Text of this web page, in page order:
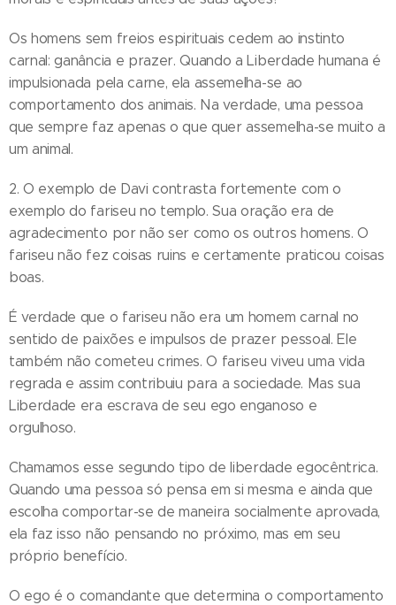
Os homens sem freios espirituais cedem ao instinto
carnal: ganância e prazer. Quando a Liberdade humana é
impulsionada pela carne, ela assemelha-se ao
comportamento dos animais. Na verdade, uma pessoa
que sempre faz apenas o que quer assemelha-se muito a
um animal.
2. O exemplo de Davi contrasta fortemente com o
exemplo do fariseu no templo. Sua oração era de
agradecimento por não ser como os outros homens. O
fariseu não fez coisas ruins e certamente praticou coisas
boas.
É verdade que o fariseu não era um homem carnal no
sentido de paixões e impulsos de prazer pessoal. Ele
também não cometeu crimes. O fariseu viveu uma vida
regrada e assim contribuiu para a sociedade. Mas sua
Liberdade era escrava de seu ego enganoso e
orgulhoso.
Chamamos esse segundo tipo de liberdade egocêntrica.
Quando uma pessoa só pensa em si mesma e ainda que
escolha comportar-se de maneira socialmente aprovada,
ela faz isso não pensando no próximo, mas em seu
próprio benefício.
O ego é o comandante que determina o comportamento